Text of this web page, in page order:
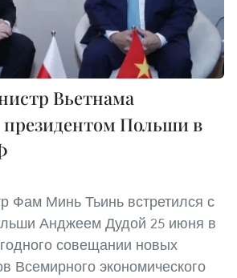
Вьетнама
президентом Польши в
Фам Минь Тьинь встретился с
Анджеем Дудой 25 июня в
совещании новых
Всемирного экономического